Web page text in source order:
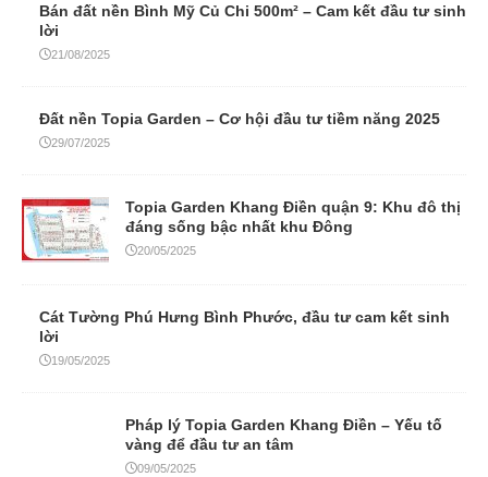
Bán đất nền Bình Mỹ Củ Chi 500m² – Cam kết đầu tư sinh
lời
21/08/2025
Đất nền Topia Garden – Cơ hội đầu tư tiềm năng 2025
29/07/2025
Topia Garden Khang Điền quận 9: Khu đô thị
đáng sống bậc nhất khu Đông
20/05/2025
Cát Tường Phú Hưng Bình Phước, đầu tư cam kết sinh
lời
19/05/2025
Pháp lý Topia Garden Khang Điền – Yếu tố
vàng để đầu tư an tâm
09/05/2025